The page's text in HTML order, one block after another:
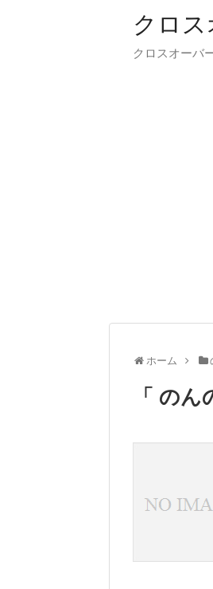
クロ
クロスオーバ
ホーム
「 の